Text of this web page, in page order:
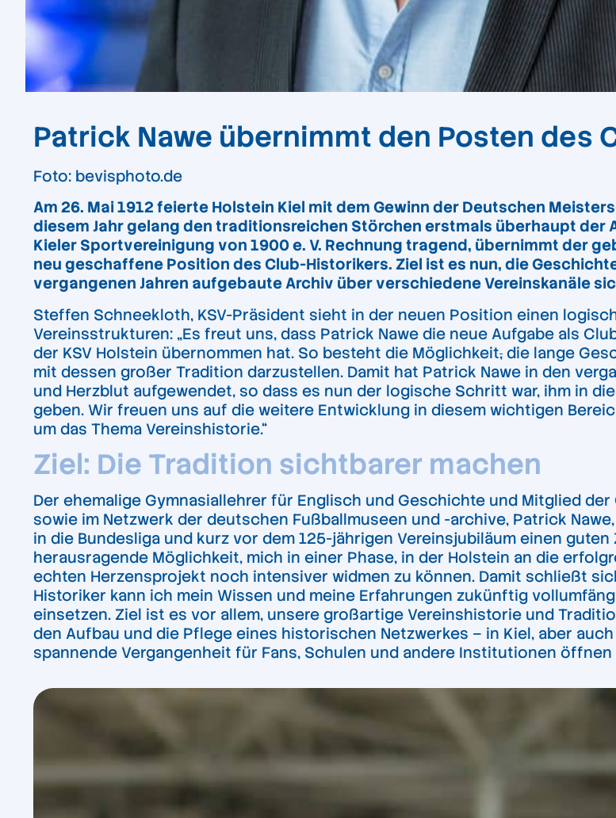
Patrick Nawe übernimmt den Posten des
Foto: bevisphoto.de
Am 26. Mai 1912 feierte Holstein Kiel mit dem Gewinn der Deutschen
diesem Jahr gelang den traditionsreichen Störchen erstmals überhaupt der
Kieler Sportvereinigung von 1900 e. V. Rechnung tragend, übernimmt der
neu geschaffene Position des Club-Historikers. Ziel ist es nun, die
vergangenen Jahren aufgebaute Archiv über verschiedene Vereinskanäle
Steffen Schneekloth, KSV-Präsident sieht in der neuen Position einen
Vereinsstrukturen: „Es freut uns, dass Patrick Nawe die neue Aufgabe als
der KSV Holstein übernommen hat. So besteht die Möglichkeit, die lange
mit dessen großer Tradition darzustellen. Damit hat Patrick Nawe in den
und Herzblut aufgewendet, so dass es nun der logische Schritt war, ihm in
geben. Wir freuen uns auf die weitere Entwicklung in diesem wichtigen
um das Thema Vereinshistorie.“
Ziel: Die Tradition sichtbarer machen
Der ehemalige Gymnasiallehrer für Englisch und Geschichte und Mitglied
sowie im Netzwerk der deutschen Fußballmuseen und -archive, Patrick
in die Bundesliga und kurz vor dem 125-jährigen Vereinsjubiläum einen
herausragende Möglichkeit, mich in einer Phase, in der Holstein an die
echten Herzensprojekt noch intensiver widmen zu können. Damit schließt
Historiker kann ich mein Wissen und meine Erfahrungen zukünftig
einsetzen. Ziel ist es vor allem, unsere großartige Vereinshistorie und
den Aufbau und die Pflege eines historischen Netzwerkes – in Kiel, aber
spannende Vergangenheit für Fans, Schulen und andere Institutionen öffnen